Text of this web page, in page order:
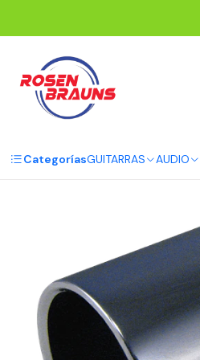
CategoríasGUITARRAS AUDIO